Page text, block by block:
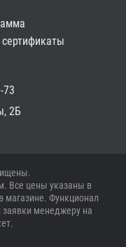
73
2Б
Все цены указаны в
магазине. Функционал
менеджеру на